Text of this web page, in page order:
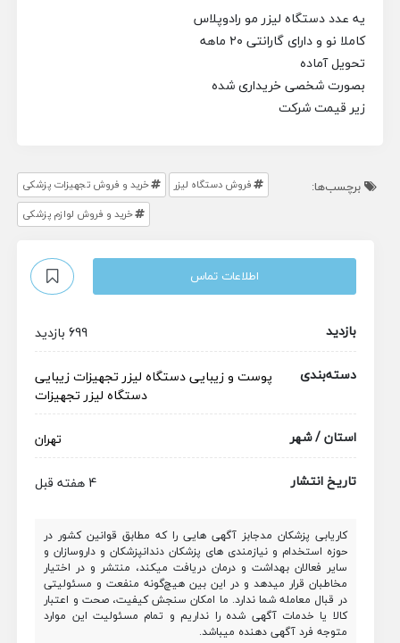
یه عدد دستگاه لیزر مو رادوپلاس
کاملا نو و دارای گارانتی ۲۰ ماهه
تحویل آماده
بصورت شخصی خریداری شده
زیر قیمت شرکت
برچسب‌ها: فروش دستگاه لیزر
خرید و فروش تجهیزات پزشکی
خرید و فروش لوازم پزشکی
اطلاعات تماس
بازدید
699 بازدید
دسته‌بندی
پوست و زیباییدستگاه لیزر تجهیزات زیبایی
دستگاه لیزر تجهیزات
استان / شهر
تهران
تاریخ انتشار
4 هفته قبل
کاریابی پزشکان مدجابز آگهی هایی را که مطابق قوانین کشور در
حوزه استخدام و نیازمندی های پزشکان دندانپزشکان و داروسازان و
سایر فعالان بهداشت و درمان دریافت میکند، منتشر و در اختیار
مخاطبان قرار میدهد و در این بین هیچ‌گونه منفعت و مسئولیتی
در قبال معامله شما ندارد. ما امکان سنجش کیفیت، صحت و اعتبار
کالا یا خدمات آگهی شده را نداریم و تمام مسئولیت این موارد
متوجه فرد آگهی دهنده میباشد.